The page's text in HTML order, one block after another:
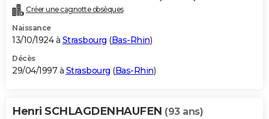
Créer une cagnotte obsèques
Naissance
13/10/1924 à Strasbourg (Bas-Rhin)
Décès
29/04/1997 à Strasbourg (Bas-Rhin)
Henri SCHLAGDENHAUFEN (93 ans)